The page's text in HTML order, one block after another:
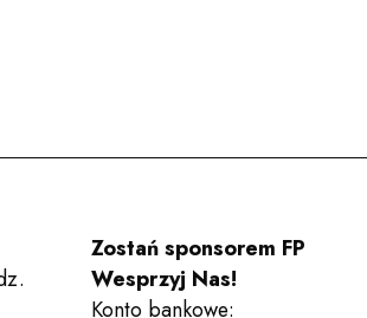
sal
Zostań sponsorem FP
Wesprzyj Nas!
Konto bankowe: